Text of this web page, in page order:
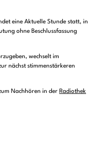
eine Aktuelle Stunde statt, in
ohne Beschlussfassung
wechselt im
nächst stimmenstärkeren
Nachhören in der Radiothek